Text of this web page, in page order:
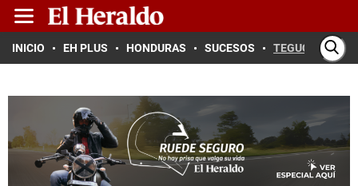
INICIO EH PLUS HONDURAS SUCESOS TEGUCIGALPA